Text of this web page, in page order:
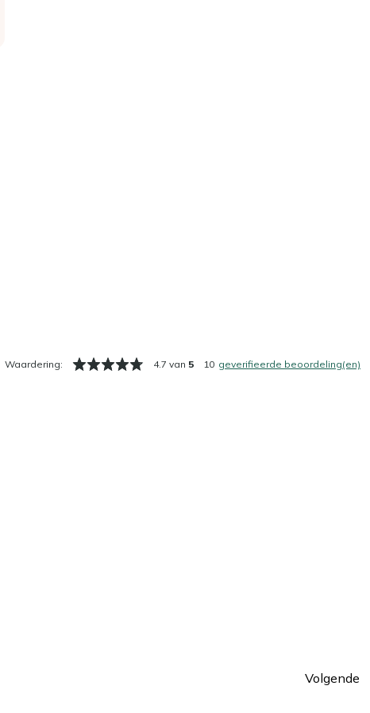
Waardering: 4.7 van 5 10 geverifieerde beoordeling(en)
Volgende